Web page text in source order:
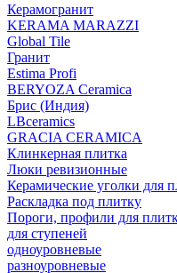
Керамогранит
KERAMA MARAZZI
Global Tile
Гранит
Estima Profi
BERYOZA Ceramica
Брис (Индия)
LBceramics
GRACIA CERAMICA
Клинкерная плитка
Люки ревизионные
Керамические уголки для
Раскладка под плитку
Пороги, профили для
для ступеней
одноуровневые
разноуровневые